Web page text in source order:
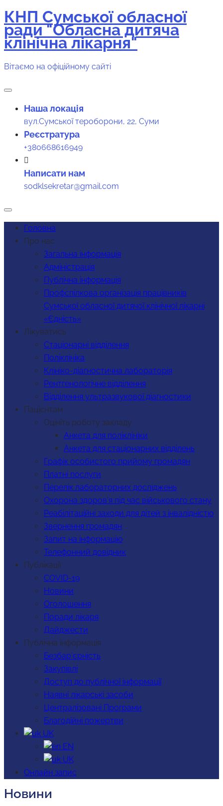
Перейти
до
вмісту
КНП Сумської обласної
ради "Обласна дитяча
клінічна лікарня"
Вітаємо на офіційному сайті
Наша локація
вул.Сумської тероборони, 22, Суми
Реєстратура
+380668616949
Написати нам
sodklsekretar@gmail.com
Головна
Про нас
Загальна інформація
Адміністрація
Публічна інформація
Профспілкова організація працівників
Сумської обласної дитячої клінічної лікарні
«Єдність»
Лікуватись
Стаціонарні відділення
Поліклініка
Клініко-діагностична лабораторія
Рентгенологічне відділення
Відділення ультразвукової діагностики
Пацієнтам
Оцініть роботу закладу
Анкета для поліклініки
Анкета для стаціонарних відділень
Графік особистого прийому громадян
Платні послуги
Перелік лабораторних досліджень
Охорона здоров’я під час військового стану
Реабілітаційні заходи для дітей з інвалідністю
Звернення громадян
Запит на інформацію
Телефонний довідник
Публікації
COVID-19
Новини
Оголошення
Поради лікаря
Дайджести
Публічна інформація
Безбар’єрність
Закупівлі
Доступ до публічної інформації
Наявні лікарські засоби
Централізовані Програми
Благодійні пожертви
UK
EN
UK
Онлайн запис
Новини